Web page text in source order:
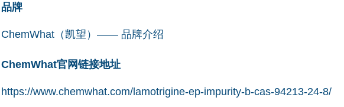
品牌
ChemWhat（凯望）—— 品牌介绍
ChemWhat官网链接地址
https://www.chemwhat.com/lamotrigine-ep-impurity-b-cas-94213-24-8/